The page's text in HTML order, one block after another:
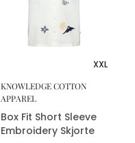
XXL
KNOWLEDGE COTTON
APPAREL
Box Fit Short Sleeve
Embroidery Skjorte